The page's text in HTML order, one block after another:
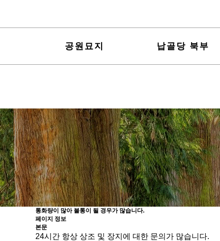
공원묘지 납골당 북부
통화량이 많아 불통이 될 경우가 많습니다.
페이지 정보
본문
24시간 항상 상조 및 장지에 대한 문의가 많습니다.